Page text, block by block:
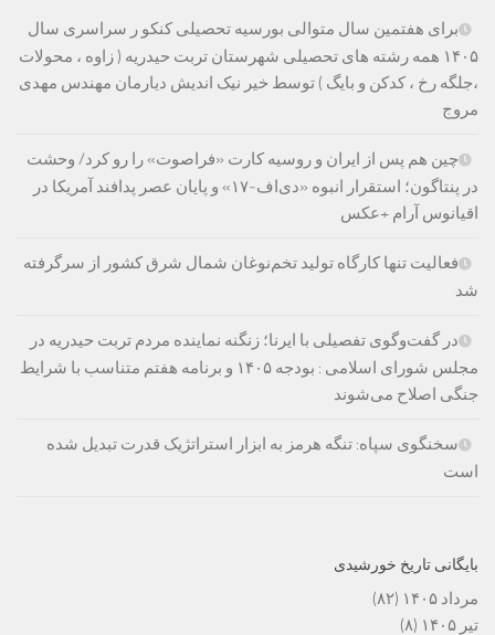
برای هفتمین سال متوالی بورسیه تحصیلی کنکو ر سراسری سال
۱۴۰۵ همه رشته های تحصیلی شهرستان تربت حیدریه ( زاوه ، محولات
،جلگه رخ ، کدکن و بایگ ) توسط خیر نیک اندیش دیارمان مهندس مهدی
مروج
چین هم پس از ایران و روسیه کارت «فراصوت» را رو کرد/ وحشت
در پنتاگون؛ استقرار انبوه «دی‌اف‑۱۷» و پایان عصر پدافند آمریکا در
اقیانوس آرام +عکس
فعالیت تنها کارگاه تولید تخم‌نوغان شمال شرق کشور از سرگرفته
شد
در گفت‌وگوی تفصیلی با ایرنا؛ زنگنه نماینده مردم تربت حیدریه در
مجلس شورای اسلامی : بودجه ۱۴۰۵ و برنامه هفتم متناسب با شرایط
جنگی اصلاح می‌شوند
سخنگوی سپاه: تنگه هرمز به ابزار استراتژیک قدرت تبدیل شده
است
بایگانی تاریخ خورشیدی
مرداد ۱۴۰۵
(۸۲)
تیر ۱۴۰۵
(۸)